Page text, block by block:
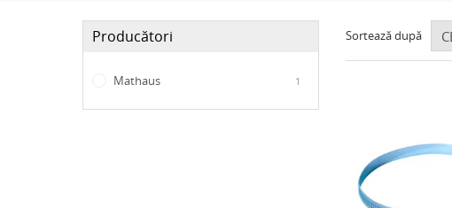
Producători
Mathaus 1
Sortează după